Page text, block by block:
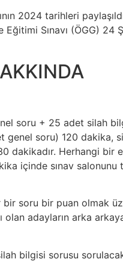
2024 tarihleri
Sınavı (ÖGG) 24
soru + 25 adet silah
genel soru) 120 dakika,
dakikadır. Herhangi bir
içinde sınav salonunu
bir soru bir puan olmak
olan adayların arka
bilgisi sorusu